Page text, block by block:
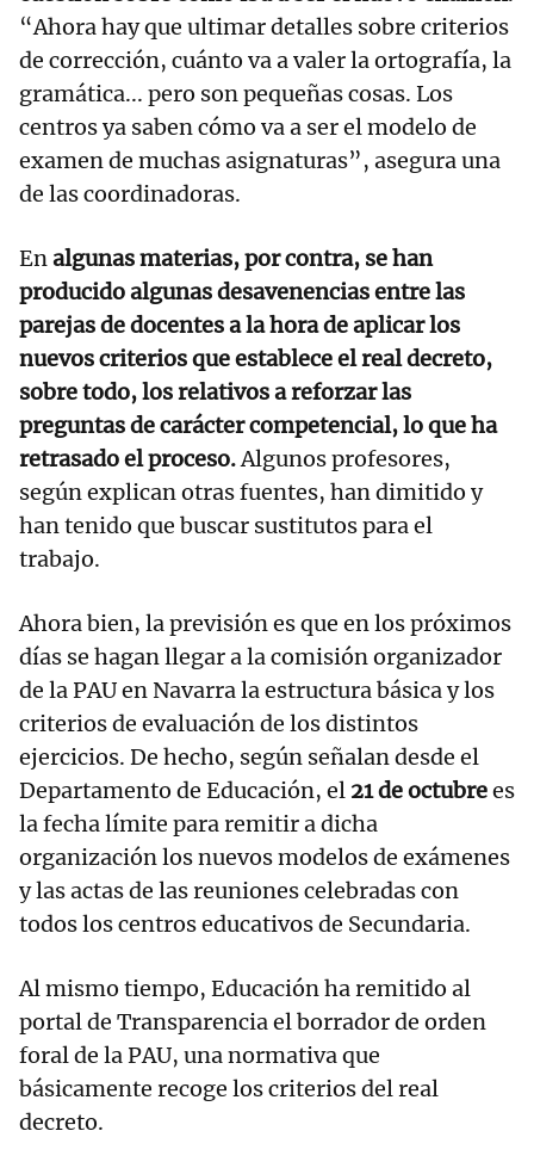
“Ahora hay que ultimar detalles sobre criterios
de corrección, cuánto va a valer la ortografía, la
gramática... pero son pequeñas cosas. Los
centros ya saben cómo va a ser el modelo de
examen de muchas asignaturas”, asegura una
de las coordinadoras.
Enalgunas materias, por contra, se han
producido algunas desavenencias entre las
parejas de docentes a la hora de aplicar los
nuevos criterios que establece el real decreto,
sobre todo, los relativos a reforzar las
preguntas de carácter competencial, lo que ha
retrasado el proceso.Algunos profesores,
según explican otras fuentes, han dimitido y
han tenido que buscar sustitutos para el
trabajo.
Ahora bien, la previsión es que en los próximos
días se hagan llegar a la comisión organizador
de la PAU en Navarra la estructura básica y los
criterios de evaluación de los distintos
ejercicios. De hecho, según señalan desde el
Departamento de Educación, el 21 de octubrees
la fecha límite para remitir a dicha
organización los nuevos modelos de exámenes
y las actas de las reuniones celebradas con
todos los centros educativos de Secundaria.
Al mismo tiempo, Educación ha remitido al
portal de Transparencia el borrador de orden
foral de la PAU, una normativa que
básicamente recoge los criterios del real
decreto.